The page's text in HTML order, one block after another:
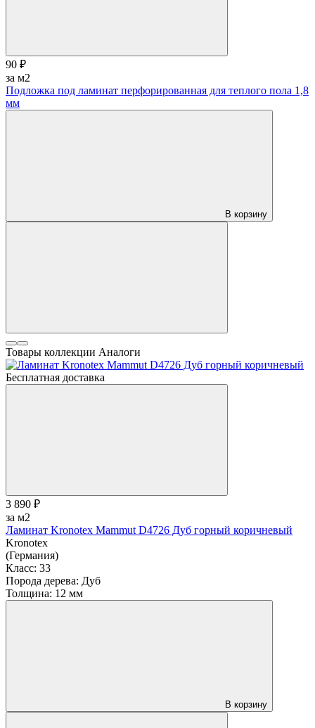
90 ₽
за м2
Подложка под ламинат перфорированная для теплого пола 1,8
мм
В корзину
Товары коллекции Аналоги
Бесплатная доставка
3 890 ₽
за м2
Ламинат Kronotex Mammut D4726 Дуб горный коричневый
Kronotex
(Германия)
Класс: 33
Порода дерева: Дуб
Толщина: 12 мм
В корзину